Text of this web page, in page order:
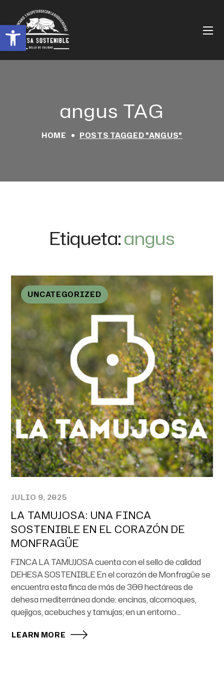
Abrir barra de herramientas
angus TAG
HOME POSTS TAGGED "ANGUS"
Etiqueta:angus
UNCATEGORIZED
JULIO 9, 2025
LA TAMUJOSA: UNA FINCA
SOSTENIBLE EN EL CORAZÓN DE
MONFRAGÜE
FINCA LA TAMUJOSA cuenta con el sello de calidad
DEHESA SOSTENIBLE En el corazón de Monfragüe se
encuentra esta finca de más de 300 hectáreas de
dehesa mediterránea donde: encinas, alcornoques,
quejigos, acebuches y tamujas; en un entorno...
LEARN MORE